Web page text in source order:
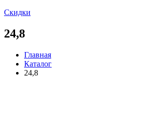
Скидки
24,8
Главная
Каталог
24,8